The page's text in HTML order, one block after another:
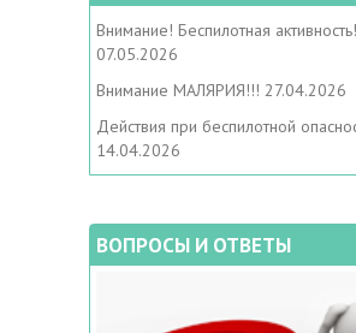
Внимание! Беспилотная активность!
07.05.2026
Внимание МАЛЯРИЯ!!! 27.04.2026
Действия при беспилотной
14.04.2026
ВОПРОСЫ И ОТВЕТЫ